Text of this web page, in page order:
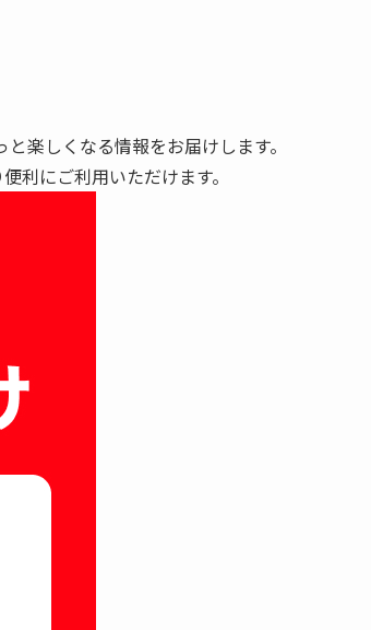
楽しくなる情報をお届けします。
利にご利用いただけます。